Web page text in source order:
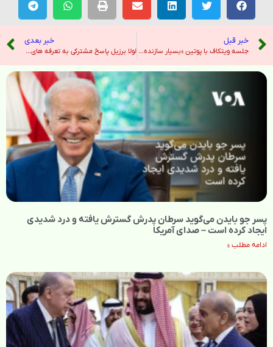
خبر قبل
جلسه ویتکاف با پوتین «بسیار سازنده» بود و پیشرفت بزرگی حاصل شد – صدای آمریکا
خبر بعدی
لولا برزیل پاسخ مشترکی به تعرفه های دونالد ترامپ با نخست وزیر مودی ، سایر رهبران BRICS دارد – هندوستان امروز
پسر جو بایدن می‌گوید سرطان پدرش گسترش یافته و درد شدیدی
ایجاد کرده است – صدای آمریکا
ادامه مطلب »